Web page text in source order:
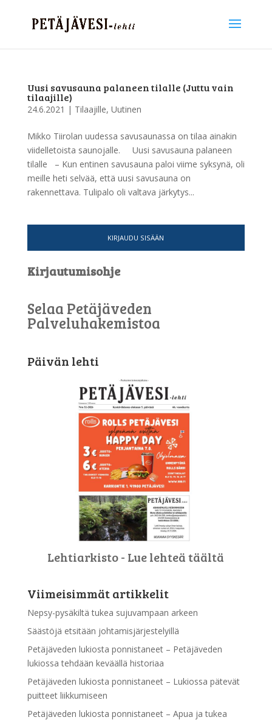
Uusi savusauna palaneen tilalle (Juttu vain
tilaajille)
24.6.2021 | Tilaajille, Uutinen
Mikko Tiirolan uudessa savusaunassa on tilaa ainakin
viidelletoista saunojalle. Uusi savusauna palaneen
tilalle – Kun entinen savusauna paloi viime syksynä, oli
meille heti selvää, että uusi savusauna on
rakennettava. Tulipalo oli valtava järkytys...
KIRJAUDU SISÄÄN
Kirjautumisohje
Selaa Petäjäveden
Palveluhakemistoa
Päivän lehti
Lehtiarkisto - Lue lehteä täältä
Viimeisimmät artikkelit
Nepsy-pysäkiltä tukea sujuvampaan arkeen
Säästöjä etsitään johtamisjärjestelyillä
Petäjäveden lukiosta ponnistaneet – Petäjäveden
lukiossa tehdään keväällä historiaa
Petäjäveden lukiosta ponnistaneet – Lukiossa pätevät
puitteet liikkumiseen
Petäjäveden lukiosta ponnistaneet – Apua ja tukea